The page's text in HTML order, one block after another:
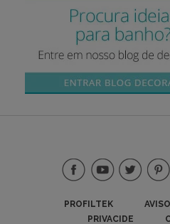
PROFILTEK
PRIVACIDE